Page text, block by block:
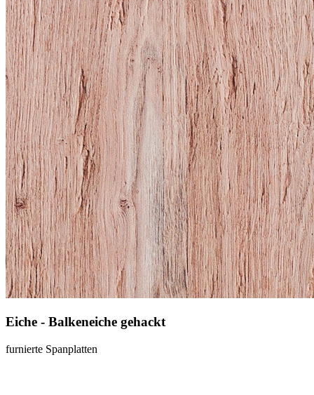
Eiche - Balkeneiche gehackt
furnierte Spanplatten